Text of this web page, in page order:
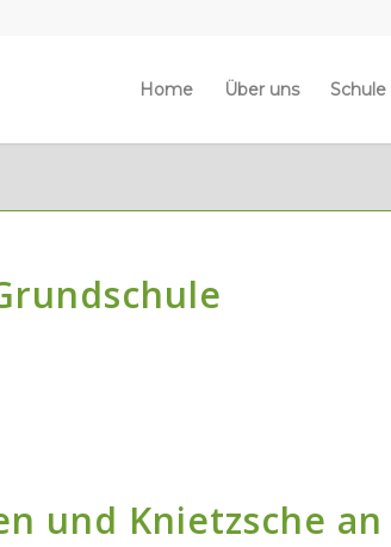
Home Über uns Schule
und Knietzsche an